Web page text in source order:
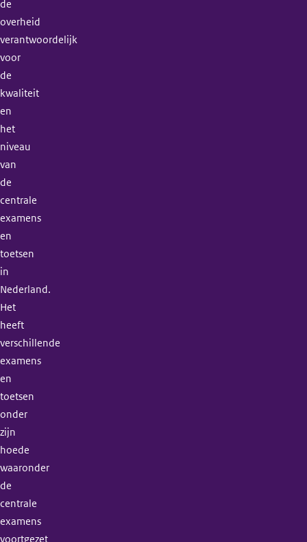
de
overheid
verantwoordelijk
voor
de
kwaliteit
en
het
niveau
van
de
centrale
examens
en
toetsen
in
Nederland.
Het
heeft
verschillende
examens
en
toetsen
onder
zijn
hoede
waaronder
de
centrale
examens
voortgezet